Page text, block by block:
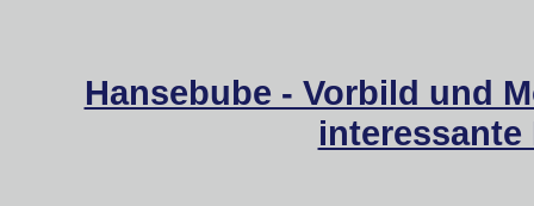
Hansebube - Vorbild und